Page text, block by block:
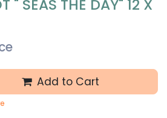
" SEAS THE DAY" 12 X
Add to Cart